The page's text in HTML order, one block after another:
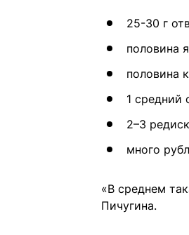
25-30 г
половина
половина
1 средний
2–3
много
«В среднем
Пичугина.